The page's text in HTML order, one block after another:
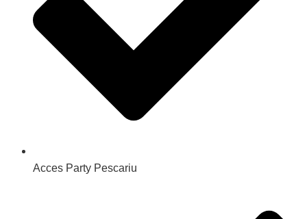
Acces Party Pescariu